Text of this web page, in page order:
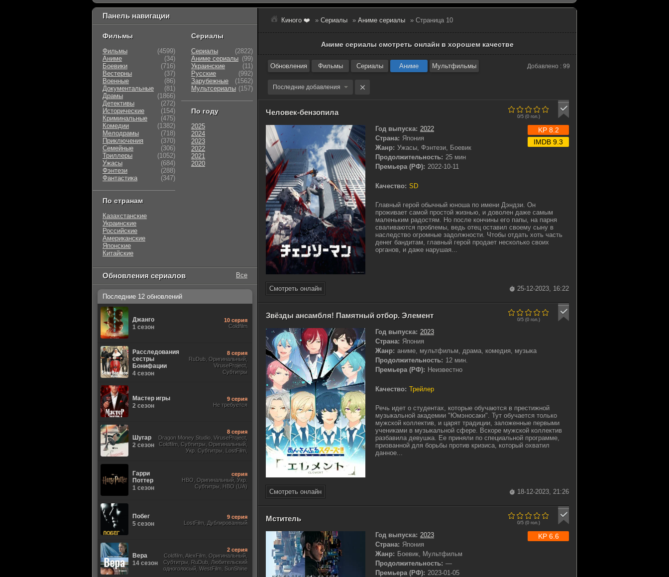
Киного ❤️ » Сериалы » Аниме сериалы » Страница 10
Аниме сериалы смотреть онлайн в хорошем качестве
Обновления Фильмы Сериалы Аниме Мультфильмы Добавлено : 99
Последние добавления
Человек-бензопила
0/5 (0гол.)
Год выпуска: 2022
Страна: Япония
Жанр: Ужасы, Фэнтези, Боевик
Продолжительность: 25 мин
Премьера (РФ): 2022-10-11
Качество: SD
KP 8.2
IMDB 9.3
Главный герой обычный юноша по имени Дэндзи. Он
проживает самой простой жизнью, и доволен даже самым
маленьким радостям. Но после кончины его папы, на парня
сваливаются проблемы, ведь отец оставил своему сыну в
наследство огромные задолжности. Чтобы отдать хоть часть
денег бандитам, главный герой продает несколько своих
органов, и даже нарушая...
Смотреть онлайн 25-12-2023, 16:22
Звёзды ансамбля! Памятный отбор. Элемент
0/5 (0гол.)
Год выпуска: 2023
Страна: Япония
Жанр: аниме, мультфильм, драма, комедия, музыка
Продолжительность: 12 мин.
Премьера (РФ): Неизвестно
Качество: Трейлер
Речь идет о студентах, которые обучаются в престижной
музыкальной академии "Юмэносаки". Тут обучается только
мужской коллектив, и царят традиции, заложенные первыми
учениками в музыкальной сфере. Вскоре мужской коллектив
разбавила девушка. Ее приняли по специальной программе,
призванной для борьбы против кризиса, который охватил
данное...
Смотреть онлайн 18-12-2023, 21:26
Мститель
0/5 (0гол.)
Год выпуска: 2023
Страна: Япония
Жанр: Боевик, Мультфильм
Продолжительность: —
Премьера (РФ): 2023-01-05
KP 6.6
Панель навигации
Фильмы
Фильмы
(4599)
Аниме
(34)
Боевики
(716)
Вестерны
(37)
Военные
(86)
Документальные
(81)
Драмы
(1866)
Детективы
(272)
Исторические
(154)
Криминальные
(475)
Комедии
(1382)
Мелодрамы
(718)
Приключения
(370)
Семейные
(306)
Триллеры
(1052)
Ужасы
(684)
Фэнтези
(288)
Фантастика
(347)
По странам
Казахстанские
Украинские
Российские
Американские
Японские
Китайские
Сериалы
Сериалы
(2822)
Аниме сериалы (99)
Украинские
(11)
Русские
(992)
Зарубежные
(1562)
Мультсериалы (157)
По году
2025
2024
2023
2022
2021
2020
Обновления сериалов Все
Последние 12 обновлений
Джанго
1 сезон
10 серия
Coldfilm
Расследования
сестры
Бонифации
4 сезон
8 серия
RuDub, Оригинальный,
ViruseProject,
Субтитры
Мастер игры
2 сезон
9 серия
Не требуется
Шугар
2 сезон
8 серия
Dragon Money Studio, ViruseProject,
Coldfilm, Субтитры, Оригинальный,
Укр. Субтитры, LostFilm,
Гарри
Поттер
1 сезон
серия
HBO, Оригинальный, Укр.
Субтитры, HBO (UA)
Побег
5 сезон
9 серия
LostFilm, Дублированный
Вера
14 сезон
2 серия
Coldfilm, AlexFilm, Оригинальный,
Субтитры, RuDub, Любительский
одноголосый, WestFilm, SunShine